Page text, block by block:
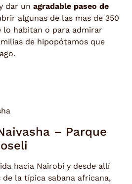
dar un agradable paseo de
algunas de las mas de 350
lo habitan o para admirar
de hipopótamos que
– Parque
hacia Nairobi y desde allí
la típica sabana africana,